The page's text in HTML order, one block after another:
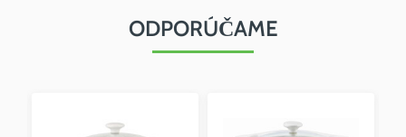
ODPORÚČAME